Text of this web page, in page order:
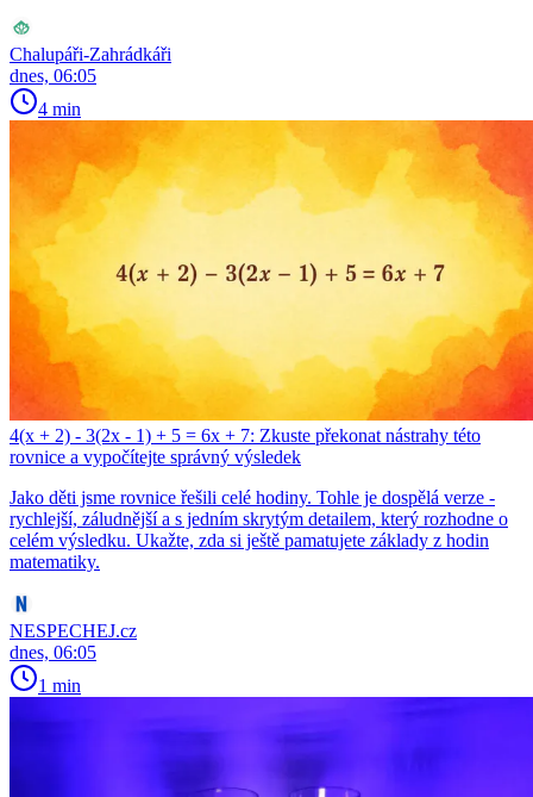
Chalupáři-Zahrádkáři
dnes, 06:05
4 min
4(x + 2) - 3(2x - 1) + 5 = 6x + 7: Zkuste překonat nástrahy této
rovnice a vypočítejte správný výsledek
Jako děti jsme rovnice řešili celé hodiny. Tohle je dospělá verze -
rychlejší, záludnější a s jedním skrytým detailem, který rozhodne o
celém výsledku. Ukažte, zda si ještě pamatujete základy z hodin
matematiky.
NESPECHEJ.cz
dnes, 06:05
1 min